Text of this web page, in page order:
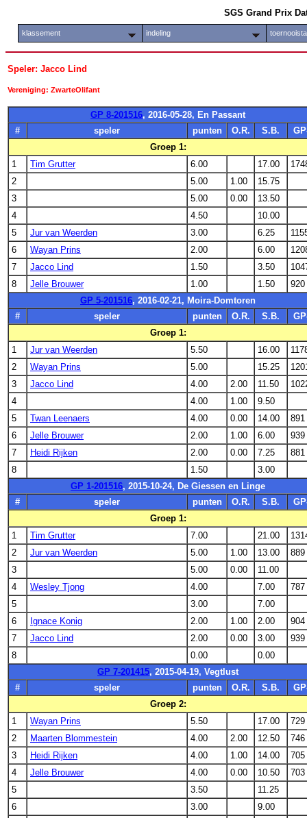
SGS Grand Prix
klassement indeling
Speler: Jacco Lind
Vereniging: ZwarteOlifant
GP 8-201516, 2016-05-28, En Passant
#
speler punten O.R. S.B.
Groep 1:
1
Tim Grutter 6.00 17.00
2
5.00 1.00
15.75
3
5.00 0.00
13.50
4
4.50
10.00
5
Jur van Weerden 3.00 6.25
6
Wayan Prins 2.00 6.00
7
Jacco Lind 1.50 3.50
8
Jelle Brouwer 1.00 1.50
920
GP 5-201516, 2016-02-21, Moira-Domtoren
#
speler punten O.R. S.B.
Groep 1:
1
Jur van Weerden 5.50 16.00
2
Wayan Prins 5.00 15.25
3
Jacco Lind 4.00 2.00 11.50
4
4.00 1.00
9.50
5
Twan Leenaers 4.00 0.00 14.00
891
6
Jelle Brouwer 2.00 1.00 6.00
939
7
Heidi Rijken 2.00 0.00 7.25
881
8
1.50
3.00
GP 1-201516, 2015-10-24, De Giessen en Linge
#
speler punten O.R. S.B.
Groep 1:
1
Tim Grutter 7.00 21.00
2
Jur van Weerden 5.00 1.00 13.00
889
3
5.00 0.00
11.00
4
Wesley Tjong 4.00 7.00
787
5
3.00
7.00
6
Ignace Konig 2.00 1.00 2.00
904
7
Jacco Lind 2.00 0.00 3.00
939
8
0.00
0.00
GP 7-201415, 2015-04-19, Vegtlust
#
speler punten O.R. S.B.
Groep 2:
1
Wayan Prins 5.50 17.00
729
2
Maarten Blommestein 4.00 2.00 12.50
746
3
Heidi Rijken 4.00 1.00 14.00
705
4
Jelle Brouwer 4.00 0.00 10.50
703
5
3.50
11.25
6
3.00
9.00